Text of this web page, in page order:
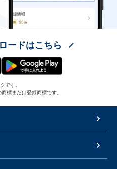
ードはこちら
です。
標または登録商標です。